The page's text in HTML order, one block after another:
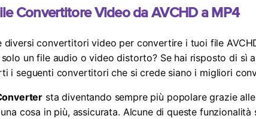
Convertitore Video da AVCHD a MP4
diversi convertitori video per convertire i tuoi file
un file audio o video distorto? Se hai risposto di sì
i seguenti convertitori che si crede siano i migliori
sta diventando sempre più popolare grazie
cosa in più, assicurata. Alcune di queste funzionalità